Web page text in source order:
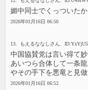
媚中同士でくっついた
2026年01月16日 06:50
13. もえるななしさん.
中国協賛党は言い得て
あいつら合体して一条
やその手下を悪竜と見
2026年01月16日 06:52